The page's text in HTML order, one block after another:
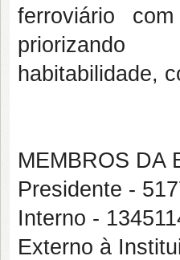
ferroviário
priorizando
habitabilidade,
MEMBROS DA
Presidente -
Interno -
Externo à